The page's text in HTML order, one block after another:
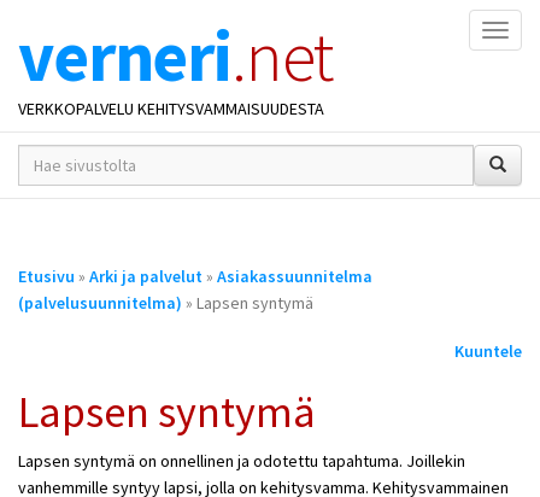
verneri.net
VERKKOPALVELU KEHITYSVAMMAISUUDESTA
hakusana(t)
*
Olet
täällä
Etusivu » Arki ja palvelut» Asiakassuunnitelma
(palvelusuunnitelma) » Lapsen syntymä
Kuuntele
Lapsen syntymä
Lapsen syntymä on onnellinen ja odotettu tapahtuma. Joillekin
vanhemmille syntyy lapsi, jolla on kehitysvamma. Kehitysvammainen